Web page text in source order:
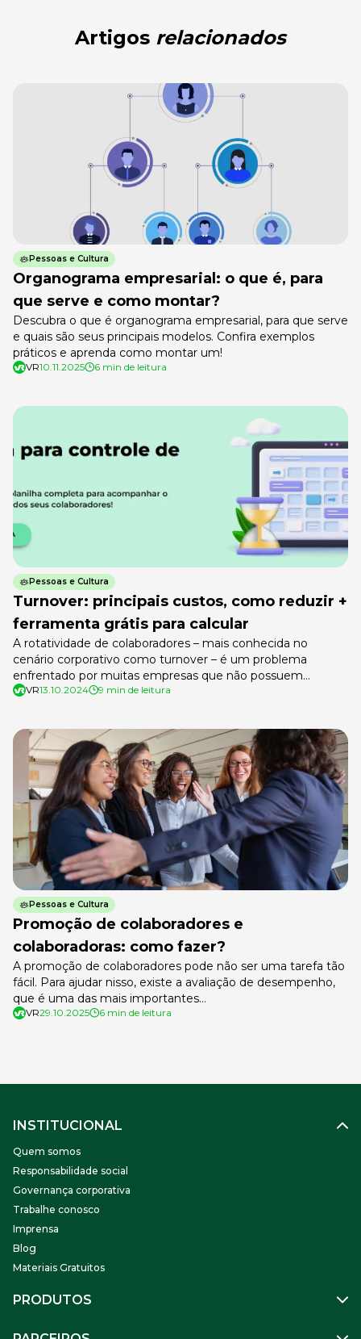
Artigos relacionados
Pessoas e Cultura
Organograma empresarial: o que é, para
que serve e como montar?
Descubra o que é organograma empresarial, para que serve
e quais são seus principais modelos. Confira exemplos
práticos e aprenda como montar um!
VR10.11.2025 6 min de leitura
Pessoas e Cultura
Turnover: principais custos, como reduzir +
ferramenta grátis para calcular
A rotatividade de colaboradores – mais conhecida no
cenário corporativo como turnover – é um problema
enfrentado por muitas empresas que não possuem
estratégias assertivas para a contratação e retenção de
ser evitados. Tudo isso acaba se tornando um […]
VR13.10.2024 9 min de leitura
Pessoas e Cultura
Promoção de colaboradores e
colaboradoras: como fazer?
A promoção de colaboradores pode não ser uma tarefa tão
fácil. Para ajudar nisso, existe a avaliação de desempenho,
que é uma das mais importantes…
VR29.10.2025 6 min de leitura
INSTITUCIONAL
Quem somos
Responsabilidade social
Governança corporativa
Trabalhe conosco
Imprensa
Blog
Materiais Gratuitos
PRODUTOS